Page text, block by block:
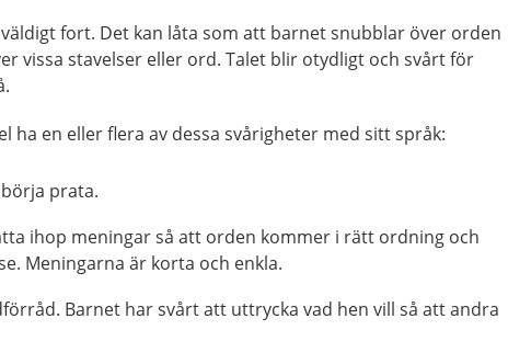
fort. Det kan låta som att barnet snubblar över orden
vissa stavelser eller ord. Talet blir otydligt och svårt för
ha en eller flera av dessa svårigheter med sitt språk:
prata.
ihop meningar så att orden kommer i rätt ordning och
Meningarna är korta och enkla.
Barnet har svårt att uttrycka vad hen vill så att andra